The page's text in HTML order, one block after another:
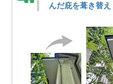
んだ庇を葺き替